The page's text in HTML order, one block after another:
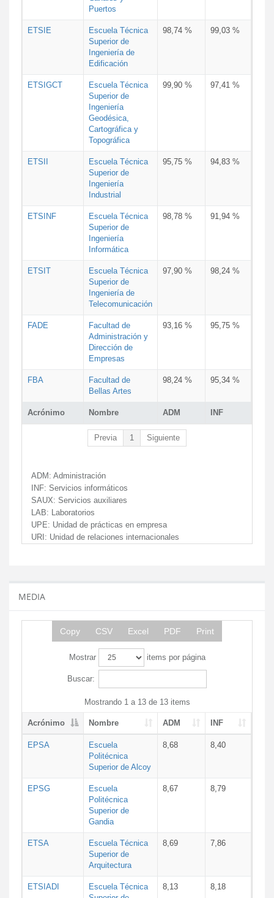
Acrónimo Nombre ADM INF
Puertos
ETSIE
Escuela Técnica
Superior de
Ingeniería de
Edificación
98,74 % 99,03 %
ETSIGCT
Escuela Técnica
Superior de
Ingeniería
Geodésica,
Cartográfica y
Topográfica
99,90 % 97,41 %
ETSII
Escuela Técnica
Superior de
Ingeniería
Industrial
95,75 % 94,83 %
ETSINF
Escuela Técnica
Superior de
Ingeniería
Informática
98,78 % 91,94 %
ETSIT
Escuela Técnica
Superior de
Ingeniería de
Telecomunicación
97,90 % 98,24 %
FADE
Facultad de
Administración y
Dirección de
Empresas
93,16 % 95,75 %
FBA
Facultad de
Bellas Artes
98,24 % 95,34 %
Previa 1 Siguiente
ADM: Administración
INF: Servicios informáticos
SAUX: Servicios auxiliares
LAB: Laboratorios
UPE: Unidad de prácticas en empresa
URI: Unidad de relaciones internacionales
MEDIA
Copy CSV Excel PDF Print
Mostrar items por página
Buscar:
Mostrando 1 a 13 de 13 items
Acrónimo Nombre ADM INF
EPSA
Escuela
Politécnica
Superior de Alcoy
8,68 8,40
EPSG
Escuela
Politécnica
Superior de
Gandia
8,67 8,79
ETSA
Escuela Técnica
Superior de
Arquitectura
8,69 7,86
ETSIADI
Escuela Técnica
8,13 8,18